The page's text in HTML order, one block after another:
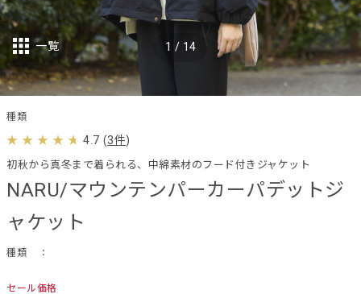
NARU/マウンテンパーカーパデットジ
ャケット
初秋から真冬まで着られる、中綿素材のフード付きジャケット
種類 ：
4.7 (3件)
セール価格
1 / 14
一覧
種類